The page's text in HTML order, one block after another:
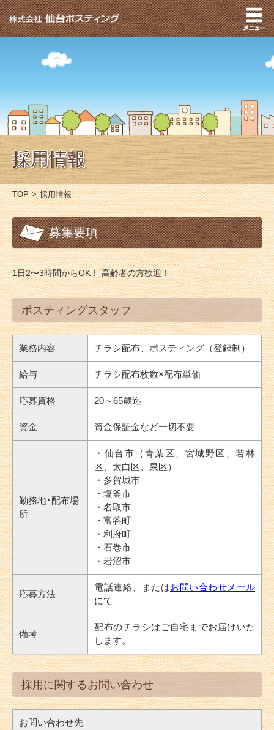
採用情報
TOP 採用情報
募集要項
1日2〜3時間からOK！ 高齢者の方歓迎！
ポスティングスタッフ
業務内容 チラシ配布、ポスティング（登録制）
給与 チラシ配布枚数×配布単価
応募資格 20～65歳迄
資金 資金保証金など一切不要
勤務地･配布場
所
・仙台市（青葉区、宮城野区、若林
区、太白区、泉区）
・多賀城市
・塩釜市
・名取市
・富谷町
・利府町
・石巻市
・岩沼市
応募方法
電話連絡、またはお問い合わせメール
にて
備考
配布のチラシはご自宅までお届けいた
します。
採用に関するお問い合わせ
お問い合わせ先